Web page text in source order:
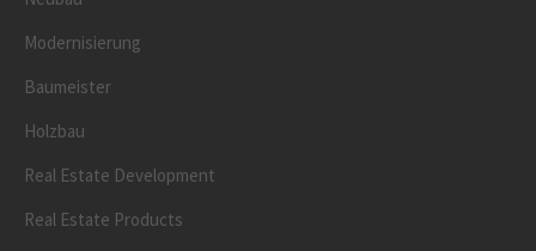
Modernisierung
Baumeister
Holzbau
Real Estate Development
Real Estate Products